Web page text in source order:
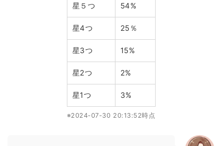
星５つ 54%
星4つ 25％
星3つ 15%
星2つ 2%
星1つ 3%
※2024-07-30 20:13:52時点